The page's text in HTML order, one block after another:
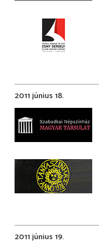
2011 június 18.
2011 június 19.